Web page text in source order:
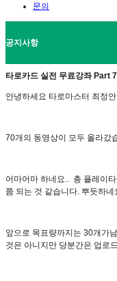
문의
공지사항
타로카드 실전 무료강좌 Part
안녕하세요 타로마스터 최정
70개의 동영상이 모두 올라갔
어마어마 하네요.. 총 플레이
쯤 되는 것 같습니다. 뿌듯하네
앞으로 목표량까지는 30개가
것은 아니지만 당분간은 업로